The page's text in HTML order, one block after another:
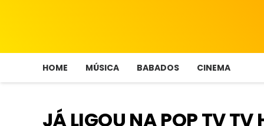
HOME MÚSICA BABADOS CINEMA
JÁ LIGOU NA POP TV TV